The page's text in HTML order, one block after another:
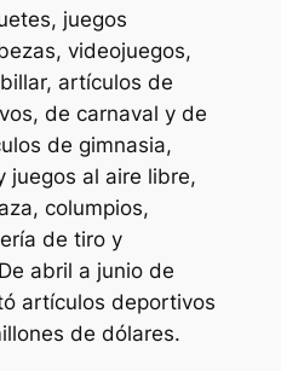
juegos
videojuegos,
artículos de
de carnaval y de
de gimnasia,
juegos al aire libre,
columpios,
de tiro y
abril a junio de
artículos deportivos
de dólares.